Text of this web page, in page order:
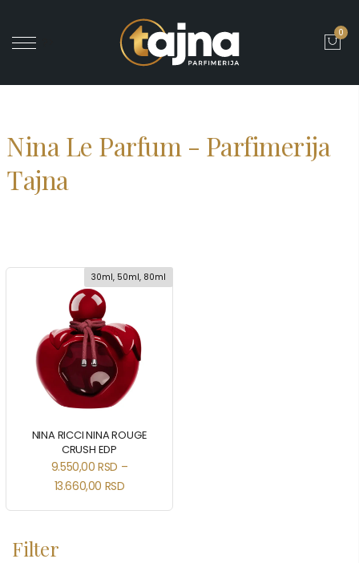
0
Nina Le Parfum - Parfimerija
Tajna
30ml, 50ml, 80ml
NINA RICCI NINA ROUGE
CRUSH EDP
9.550,00RSD –
13.660,00 RSD
Filter